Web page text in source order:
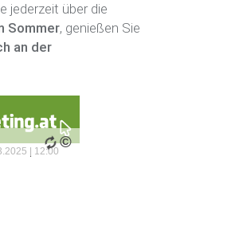
jederzeit über die
Sommer, genießen Sie
an der